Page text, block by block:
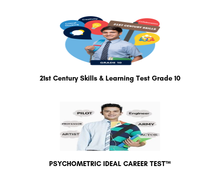
21st Century Skills & Learning Test Grade 10
PSYCHOMETRIC IDEAL CAREER TEST™